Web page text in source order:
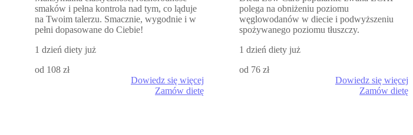
smaków i pełna kontrola nad tym, co ląduje
na Twoim talerzu. Smacznie, wygodnie i w
pełni dopasowane do Ciebie!
1 dzień diety już
od 108 zł
Dowiedz się więcej
Zamów dietę
polega na obniżeniu poziomu
węglowodanów w diecie i podwyższeniu
spożywanego poziomu tłuszczy.
1 dzień diety już
od 76 zł
Dowiedz się więcej
Zamów dietę